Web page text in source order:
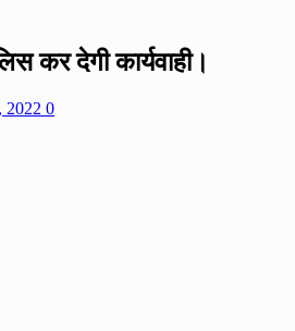
कर देगी कार्यवाही।
2022 0